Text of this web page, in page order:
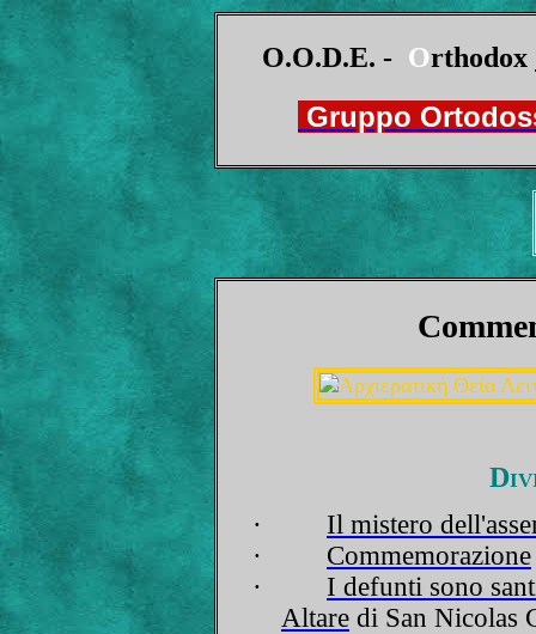
O.O.D.E. - Orthodox
Gruppo
·
Il mistero
·
Commemorazione
·
I defunti sono
Altare di San Nicolas